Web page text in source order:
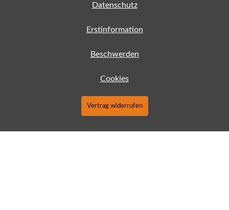
Datenschutz
Erstinformation
Beschwerden
Cookies
Vertrag widerrufen